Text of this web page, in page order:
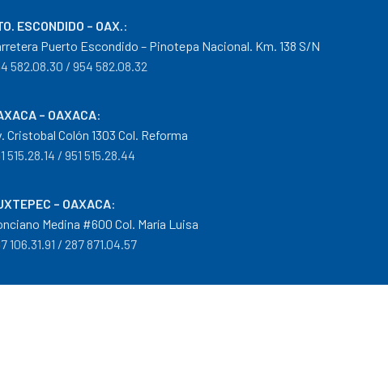
ESCONDIDO – OAX.:
Puerto Escondido – Pinotepa Nacional. Km. 138 S/N
582.08.30 / 954 582.08.32
– OAXACA:
Cristobal Colón 1303 Col. Reforma
515.28.14 / 951 515.28.44
– OAXACA:
Medina #600 Col. María Luisa
106.31.91 / 287 871.04.57